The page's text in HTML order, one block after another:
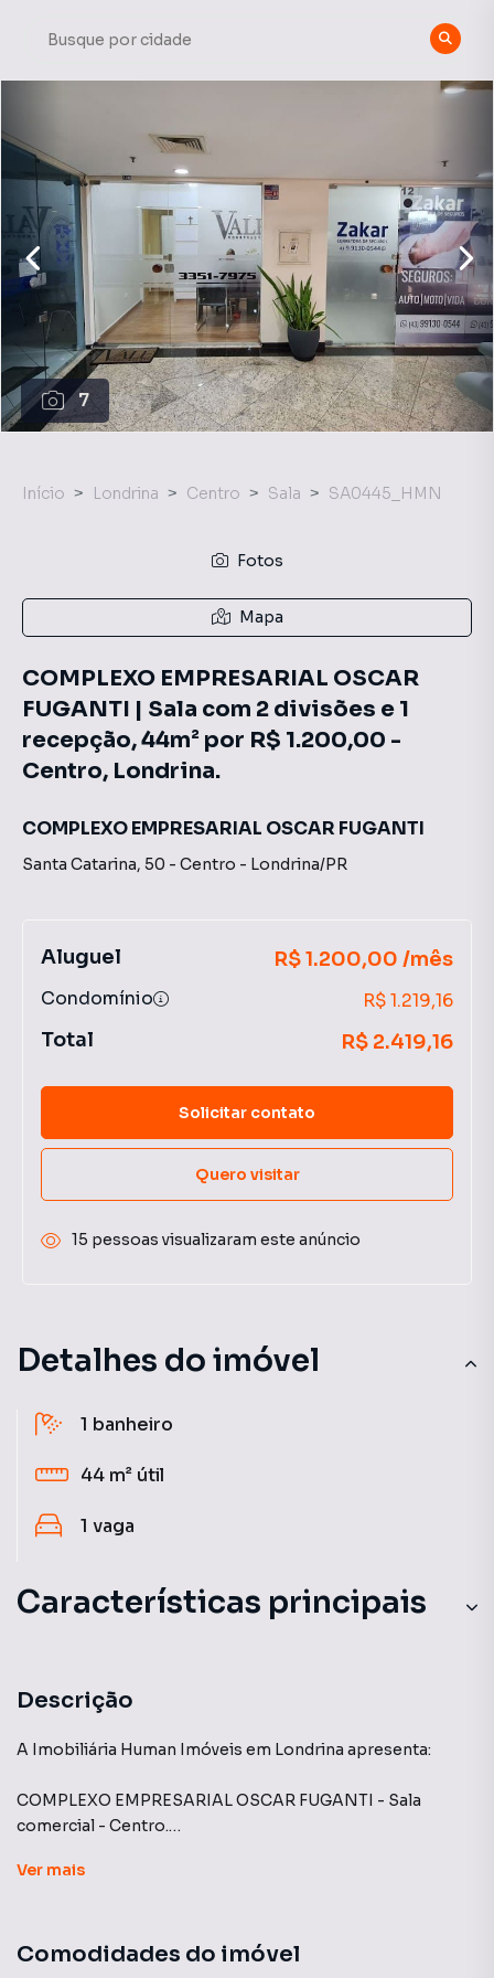
7
Detalhes do imóvel
1 banheiro
44 m² útil
1 vaga
Características principais
Escritório
Divisória
Portaria 24 Horas
Descrição
A Imobiliária Human Imóveis em Londrina apresenta:
COMPLEXO EMPRESARIAL OSCAR FUGANTI - Sala
comercial - Centro.
Sala comercial com 44m², composta por 2 salas e uma
pronto para receber sua empresa! Valor de locação: R$
Ver mais
Comodidades do imóvel
Início Londrina Centro Sala SA0445_HMN
Fotos
Mapa
COMPLEXO EMPRESARIAL OSCAR
FUGANTI | Sala com 2 divisões e 1
recepção, 44m² por R$ 1.200,00 -
Centro, Londrina.
COMPLEXO EMPRESARIAL OSCAR FUGANTI
Santa Catarina, 50 - Centro - Londrina/PR
Aluguel R$ 1.200,00 /mês
Condomínio R$ 1.219,16
Total R$ 2.419,16
Solicitar contato
Quero visitar
15 pessoas visualizaram este anúncio